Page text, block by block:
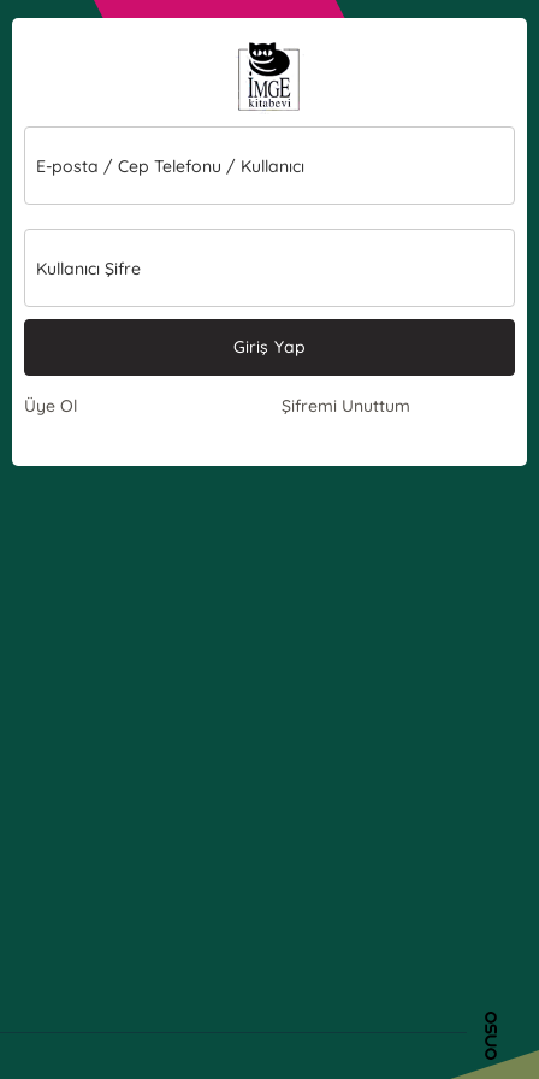
E-posta / Cep Telefonu / Kullanıcı
Kullanıcı Şifre
Giriş Yap
Üye Ol Şifremi Unuttum